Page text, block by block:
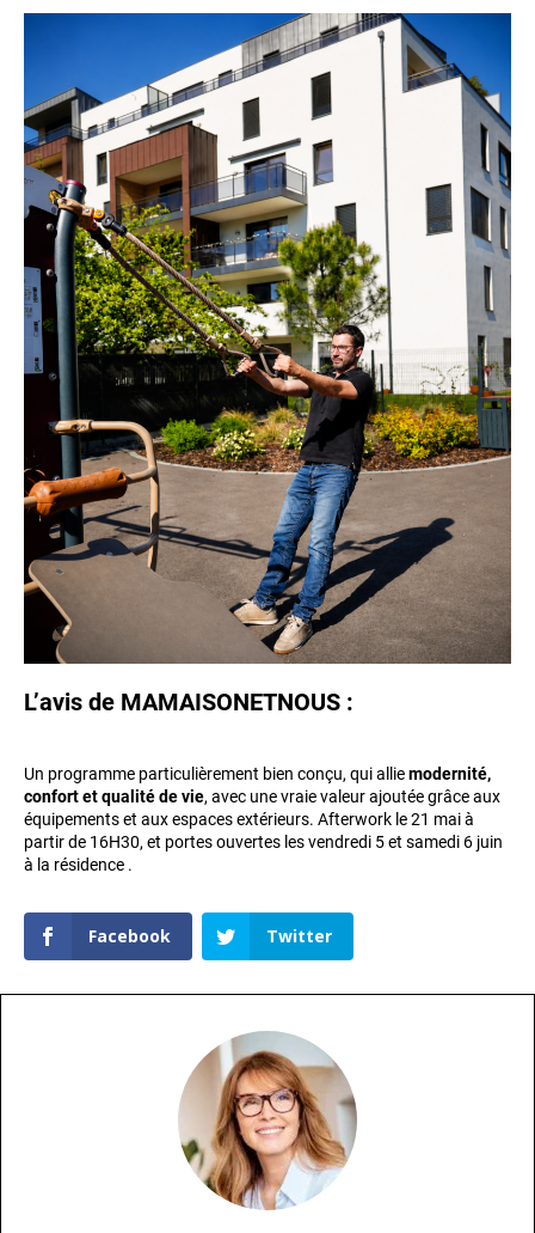
L’avis de MAMAISONETNOUS :
Un programme particulièrement bien conçu, qui alliemodernité,
confort et qualité de vie, avec une vraie valeur ajoutée grâce aux
équipements et aux espaces extérieurs. Afterwork le 21 mai à
partir de 16H30, et portes ouvertes les vendredi 5 et samedi 6 juin
à la résidence .
Facebook Twitter